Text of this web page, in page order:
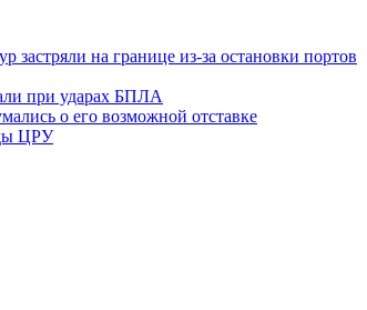
застряли на границе из-за остановки портов
при ударах БПЛА
о его возможной отставке
ЦРУ